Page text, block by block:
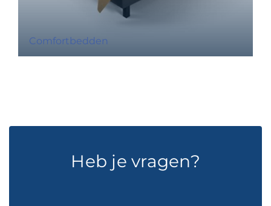
Comfortbedden
Heb je vragen?